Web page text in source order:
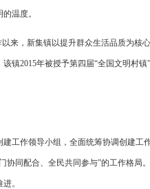
温度。
来，新集镇以提升群众生活品质为核
镇2015年被授予第四届“全国文明村镇
工作领导小组，全面统筹协调创建工
同配合、全民共同参与”的工作格局
。